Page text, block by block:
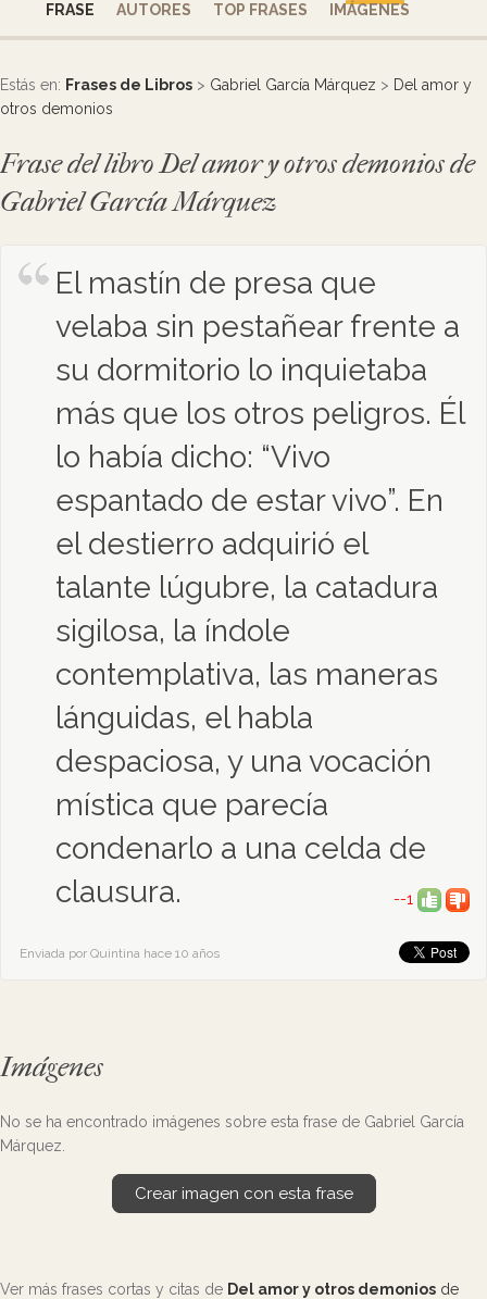
FRASE
AUTORES TOP FRASES IMÁGENES
Estás en: Frases de Libros > Gabriel García Márquez > Del amor y
otros demonios
Frase del libro Del amor y otros demonios de
Gabriel García Márquez
El mastín de presa que
velaba sin pestañear frente a
su dormitorio lo inquietaba
más que los otros peligros. Él
lo había dicho: “Vivo
espantado de estar vivo”. En
el destierro adquirió el
talante lúgubre, la catadura
sigilosa, la índole
contemplativa, las maneras
lánguidas, el habla
despaciosa, y una vocación
mística que parecía
condenarlo a una celda de
clausura.
--1
Enviada por Quintina hace 10 años
Imágenes
No se ha encontrado imágenes sobre esta frase de Gabriel García
Márquez.
Crear imagen con esta frase
Ver más frases cortas y citas de Del amor y otros demonios de